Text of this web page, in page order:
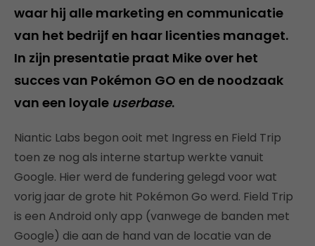
waar hij alle marketing en communicatie
van het bedrijf en haar licenties managet.
In zijn presentatie praat Mike over het
succes van Pokémon GO en de noodzaak
van een loyale userbase.
Niantic Labs begon ooit met Ingress en Field Trip
toen ze nog als interne startup werkte vanuit
Google. Hier werd de fundering gelegd voor wat
vorig jaar de grote hit Pokémon Go werd. Field Trip
is een Android only app (vanwege de banden met
Google) die aan de hand van de locatie van de